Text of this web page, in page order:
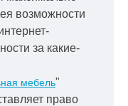
возможности
за какие-
мебель"
право